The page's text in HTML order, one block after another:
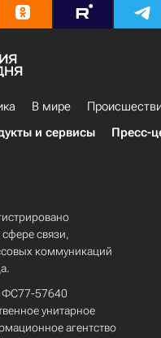
В мире
и сервисы Пресс-
связи,
коммуникаций
ФС77-57640
унитарное
агентство